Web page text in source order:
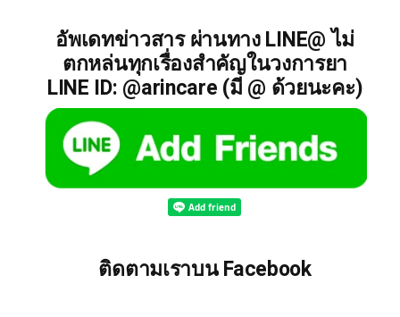
อัพเดทข่าวสาร ผ่านทาง LINE@ ไม่
ตกหล่นทุกเรื่องสำคัญในวงการยา
LINE ID: @arincare (มี @ ด้วยนะคะ)
ติดตามเราบน Facebook